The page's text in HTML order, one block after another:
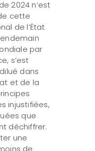
2024 n’est
cette
de l’État
par
s’est
dans
et de la
injustifiées,
que
déchiffrer.
une